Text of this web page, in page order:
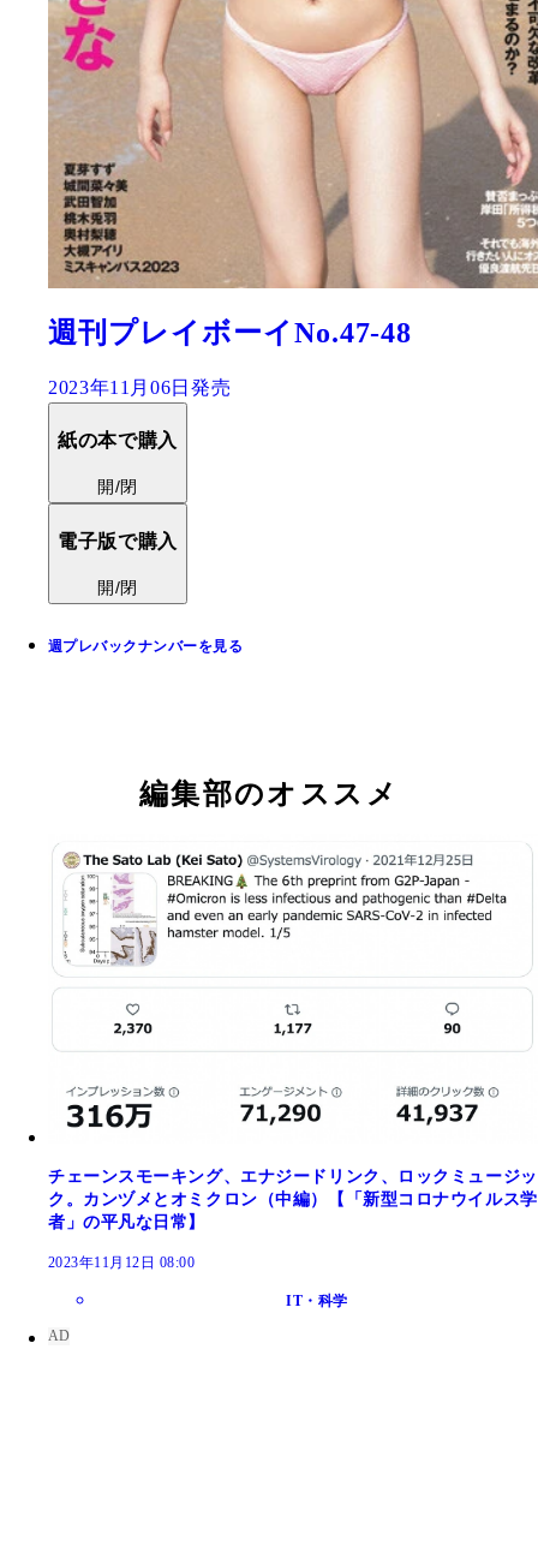
週刊プレイボーイNo.47-48
2023年11月06日発売
紙の本で購入
開/閉
電子版で購入
開/閉
週プレバックナンバーを見る
編集部のオススメ
チェーンスモーキング、エナジードリンク、ロックミュージッ
ク。カンヅメとオミクロン（中編）【「新型コロナウイルス学
者」の平凡な日常】
2023年11月12日 08:00
IT・科学